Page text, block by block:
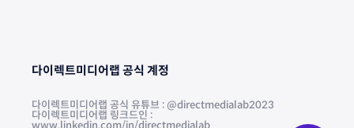
다이렉트미디어랩 공식 계정
다이렉트미디어랩 공식 유튜브 : @directmedialab2023
다이렉트미디어랩 링크드인 :
www.linkedin.com/in/directmedialab